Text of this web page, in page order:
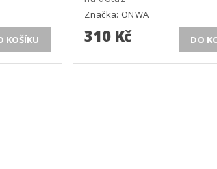
Značka: ONWA
310 Kč